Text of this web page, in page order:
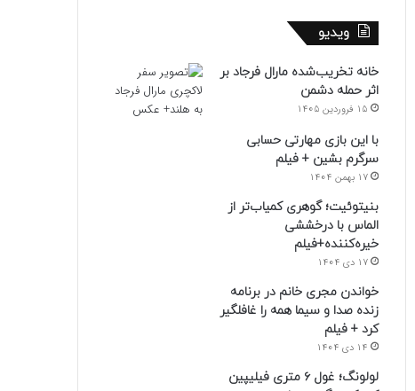
ویدیو
خانه تخریب‌شده مارال فرجاد بر
اثر حمله دشمن
15 فروردین 1405
با این بازی مهارتی حسابی
سرگرم بشین + فیلم
17 بهمن 1404
بنیتوئیت؛ گوهری کمیاب‌تر از
الماس با درخششی
خیره‌کننده+فیلم
17 دی 1404
خواندن مجری خانم در برنامه
زنده صدا و سیما همه را غافلگیر
کرد + فیلم
14 دی 1404
لولونگ؛ غول ۶ متری فیلیپین